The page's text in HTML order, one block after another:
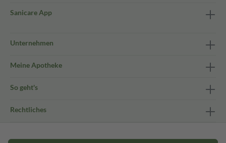
Sanicare App
Unternehmen
Meine Apotheke
So geht's
Rechtliches